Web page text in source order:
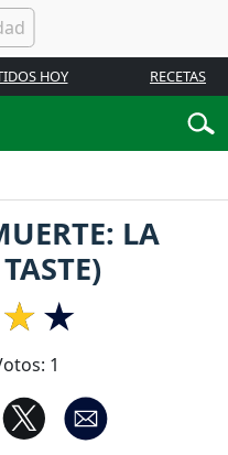
HOY RECETAS
LA
1